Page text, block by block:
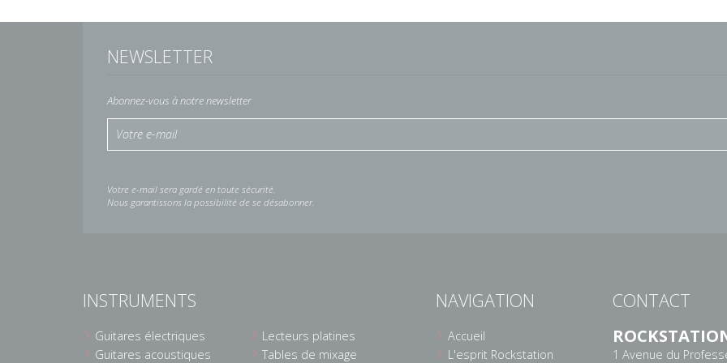
NEWSLETTER
Abonnez-vous à notre newsletter
Votre e-mail sera gardé en toute sécurité.
Nous garantissons la possibilité de se désabonner.
INSTRUMENTS
Guitares électriques
Guitares acoustiques
Lecteurs platines
Tables de mixage
NAVIGATION
Accueil
L'esprit Rockstation
CONTACT
1 Avenue du